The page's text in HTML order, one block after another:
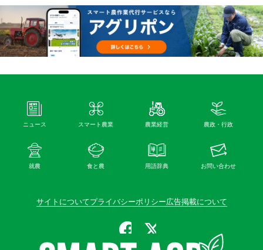
ニュース スマート農業 農業経営 農政・行政
就農 食と農 用語辞典 お問い合わせ
サイトについてプライバシーポリシー広告掲載について
公式Facebook